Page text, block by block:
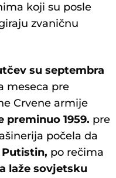
koji su posle
zvaničnu
su septembra
meseca pre
Crvene armije
preminuo 1959. pre
počela da
po rečima
laže sovjetsku